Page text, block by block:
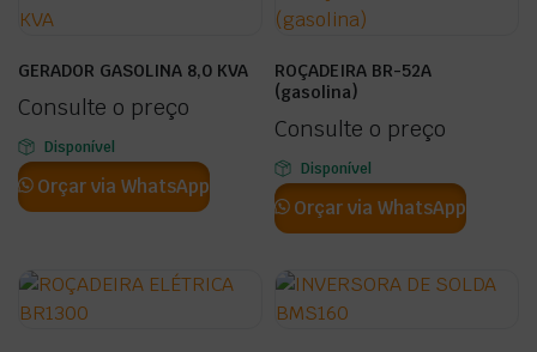
GERADOR GASOLINA 8,0 KVA
Consulte o preço
Disponível
Orçar via WhatsApp
ROÇADEIRA BR-52A
(gasolina)
Consulte o preço
Disponível
Orçar via WhatsApp